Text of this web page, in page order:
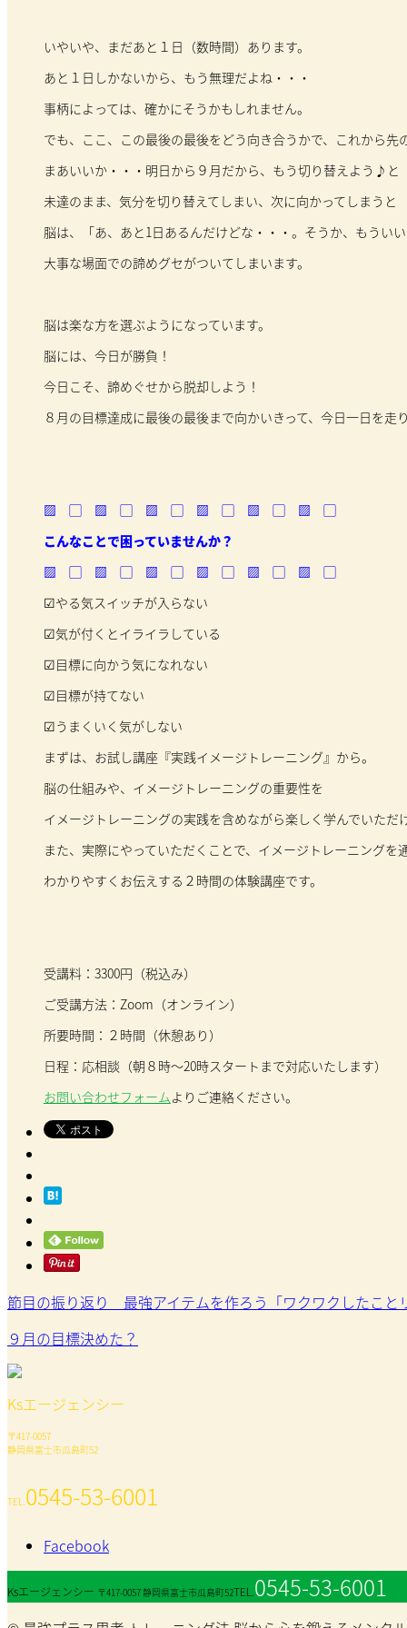
いやいや、まだあと１日（数時間）あります。
あと１日しかないから、もう無理だよね・・・
事柄によっては、確かにそうかもしれません。
でも、ここ、この最後の最後をどう向き合うかで、これから先
まあいいか・・・明日から９月だから、もう切り替えよう♪と
未達のまま、気分を切り替えてしまい、次に向かってしまうと
脳は、「あ、あと1日あるんだけどな・・・。そうか、もうい
大事な場面での諦めグセがついてしまいます。
脳は楽な方を選ぶようになっています。
脳には、今日が勝負！
今日こそ、諦めぐせから脱却しよう！
８月の目標達成に最後の最後まで向かいきって、今日一日を走
▨ ▢ ▨ ▢ ▨ ▢ ▨ ▢ ▨ ▢ ▨ ▢
こんなことで困っていませんか？
▨ ▢ ▨ ▢ ▨ ▢ ▨ ▢ ▨ ▢ ▨ ▢
☑やる気スイッチが入らない
☑気が付くとイライラしている
☑目標に向かう気になれない
☑目標が持てない
☑うまくいく気がしない
まずは、お試し講座『実践イメージトレーニング』から。
脳の仕組みや、イメージトレーニングの重要性を
イメージトレーニングの実践を含めながら楽しく学んでいただ
また、実際にやっていただくことで、イメージトレーニングを
わかりやすくお伝えする２時間の体験講座です。
受講料：3300円（税込み）
ご受講方法：Zoom（オンライン）
所要時間：２時間（休憩あり）
日程：応相談（朝８時～20時スタートまで対応いたします）
お問い合わせフォーム よりご連絡ください。
節目の振り返り 最強アイテムを作ろう「ワクワクしたこと
９月の目標決めた？
Ksエージェンシー
〒417-0057
静岡県富士市瓜島町52
TEL. 0545-53-6001
Facebook
Ksエージェンシー 〒417-0057 静岡県富士市瓜島町52TEL.0545-53-6001